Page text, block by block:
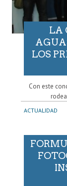
LA
LOS
Con este
ACTUALIDAD